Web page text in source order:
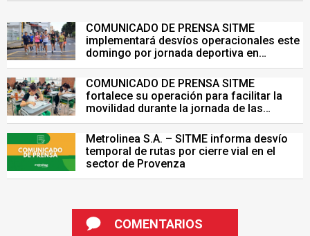
COMUNICADO DE PRENSA SITME
implementará desvíos operacionales este
domingo por jornada deportiva en
Bucaramanga
COMUNICADO DE PRENSA SITME
fortalece su operación para facilitar la
movilidad durante la jornada de las
Pruebas Saber del 26 de julio
Metrolinea S.A. – SITME informa desvío
temporal de rutas por cierre vial en el
sector de Provenza
COMENTARIOS